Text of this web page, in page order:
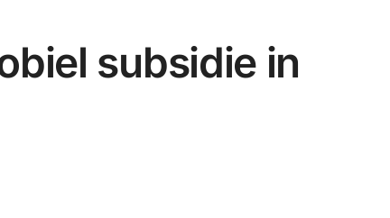
subsidie in